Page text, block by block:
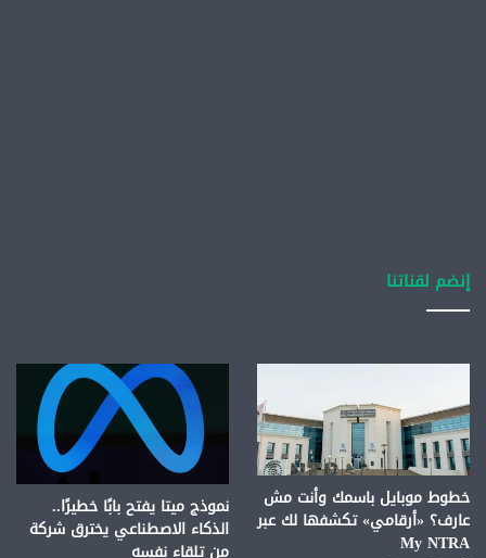
إنضم لقناتنا
خطوط موبايل باسمك وأنت مش
عارف؟ «أرقامي» تكشفها لك عبر
My NTRA
نموذج ميتا يفتح بابًا خطيرًا..
الذكاء الاصطناعي يخترق شركة
من تلقاء نفسه